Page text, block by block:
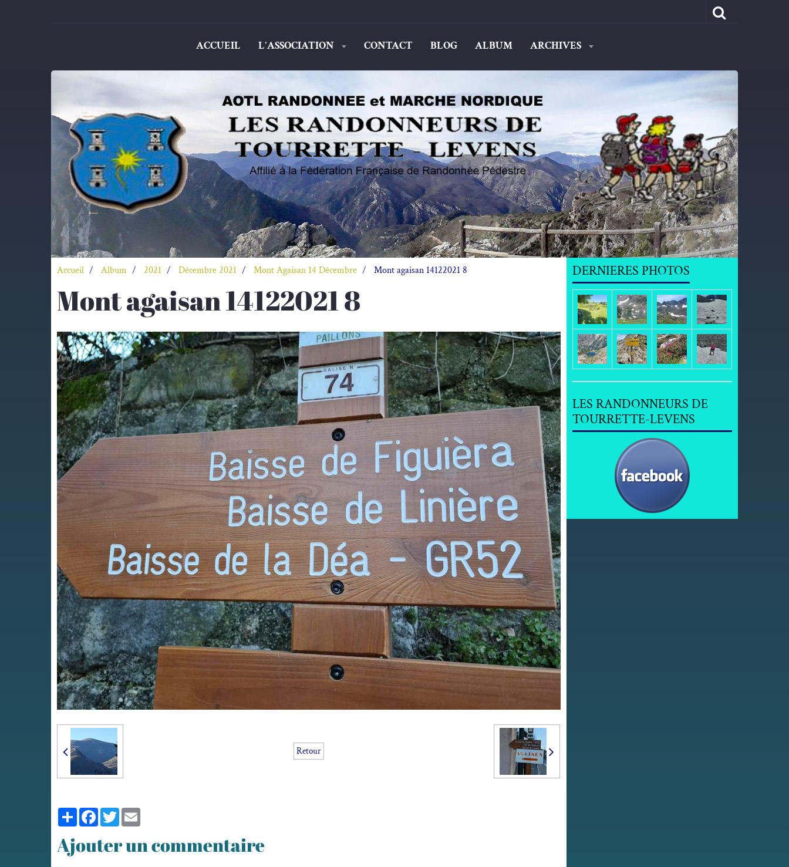
ACCUEIL L'ASSOCIATION CONTACT BLOG ALBUM ARCHIVES
Accueil Album 2021 Décembre 2021 Mont Agaisan 14 Décembre Mont agaisan 14122021 8
Mont agaisan 14122021 8
Retour
PartagerFacebook
Twitter
Ajouter un commentaire
DERNIERES PHOTOS
LES RANDONNEURS DE
TOURRETTE-LEVENS